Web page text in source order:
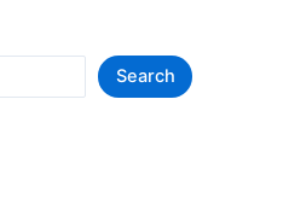
Search